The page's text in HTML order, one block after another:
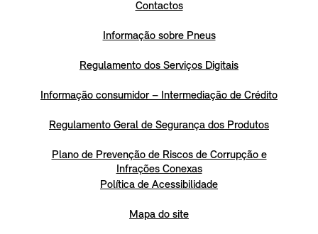
Contactos
Informação sobre Pneus
Regulamento dos Serviços Digitais
Informação consumidor – Intermediação de Crédito
Regulamento Geral de Segurança dos Produtos
Plano de Prevenção de Riscos de Corrupção e
Infrações Conexas
Política de Acessibilidade
Mapa do site